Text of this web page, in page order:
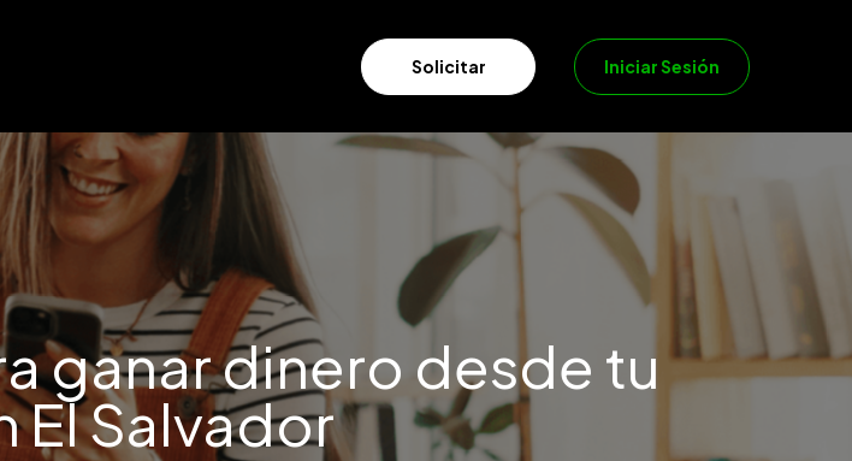
Solicitar Iniciar Sesión
ganar dinero desde tu
El Salvador